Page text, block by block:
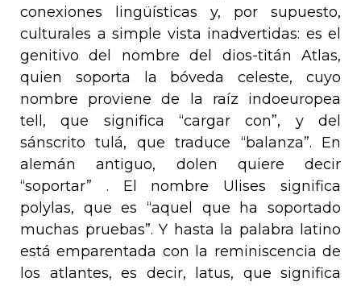
conexiones lingüísticas y, por supuesto,
culturales a simple vista inadvertidas: es el
genitivo del nombre del dios-titán Atlas,
quien soporta la bóveda celeste, cuyo
nombre proviene de la raíz indoeuropea
tell, que significa “cargar con”, y del
sánscritotulá,
que traduce “balanza”. En
alemán antiguo, dolen quiere decir
“soportar” . El nombre Ulises significa
polylas, que es “aquel que ha soportado
muchas pruebas”. Y hasta la palabra latino
está emparentada con la reminiscencia de
los atlantes, es decir, latus, que significa